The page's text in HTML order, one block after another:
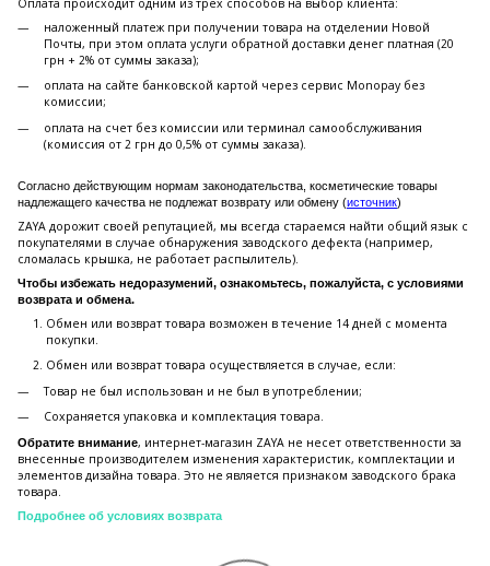
наложенный платеж при получении товара на отделении Новой
Почты, при этом оплата услуги обратной доставки денег платная (20
грн + 2% от суммы заказа);
оплата на сайте банковской картой через сервис Monopay без
комиссии;
оплата на счет без комиссии или терминал самообслуживания
(комиссия от 2 грн до 0,5% от суммы заказа).
Согласно действующим нормам законодательства, косметические товары
надлежащего качества не подлежат возврату или обмену (источник)
ZAYA дорожит своей репутацией, мы всегда стараемся найти общий язык с
покупателями в случае обнаружения заводского дефекта (например,
сломалась крышка, не работает распылитель).
Чтобы избежать недоразумений, ознакомьтесь, пожалуйста, с условиями
возврата и обмена.
Обмен или возврат товара возможен в течение 14 дней с момента
покупки.
Обмен или возврат товара осуществляется в случае, если:
Товар не был использован и не был в употреблении;
Сохраняется упаковка и комплектация товара.
Обратите внимание, интернет-магазин ZAYA не несет ответственности за
внесенные производителем изменения характеристик, комплектации и
элементов дизайна товара. Это не является признаком заводского брака
товара.
Подробнее об условиях возврата